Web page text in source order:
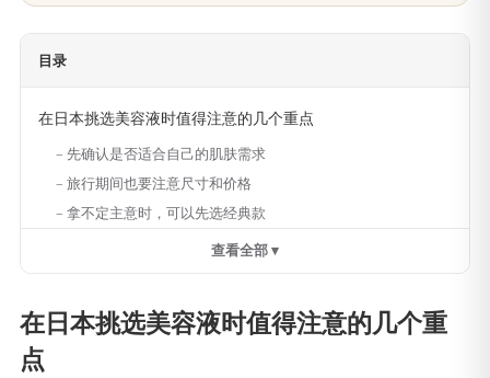
目录
在日本挑选美容液时值得注意的几个重点
先确认是否适合自己的肌肤需求
旅行期间也要注意尺寸和价格
拿不定主意时，可以先选经典款
查看全部 ▾
在日本挑选美容液时值得注意的几个重
点